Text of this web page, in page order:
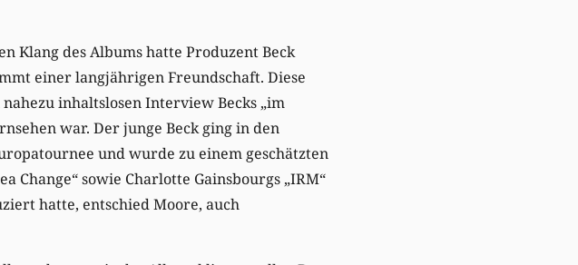
Klang des Albums hatte Produzent Beck
einer langjährigen Freundschaft. Diese
inhaltslosen Interview Becks „im
war. Der junge Beck ging in den
und wurde zu einem geschätzten
Change“ sowie Charlotte Gainsbourgs „IRM“
hatte, entschied Moore, auch